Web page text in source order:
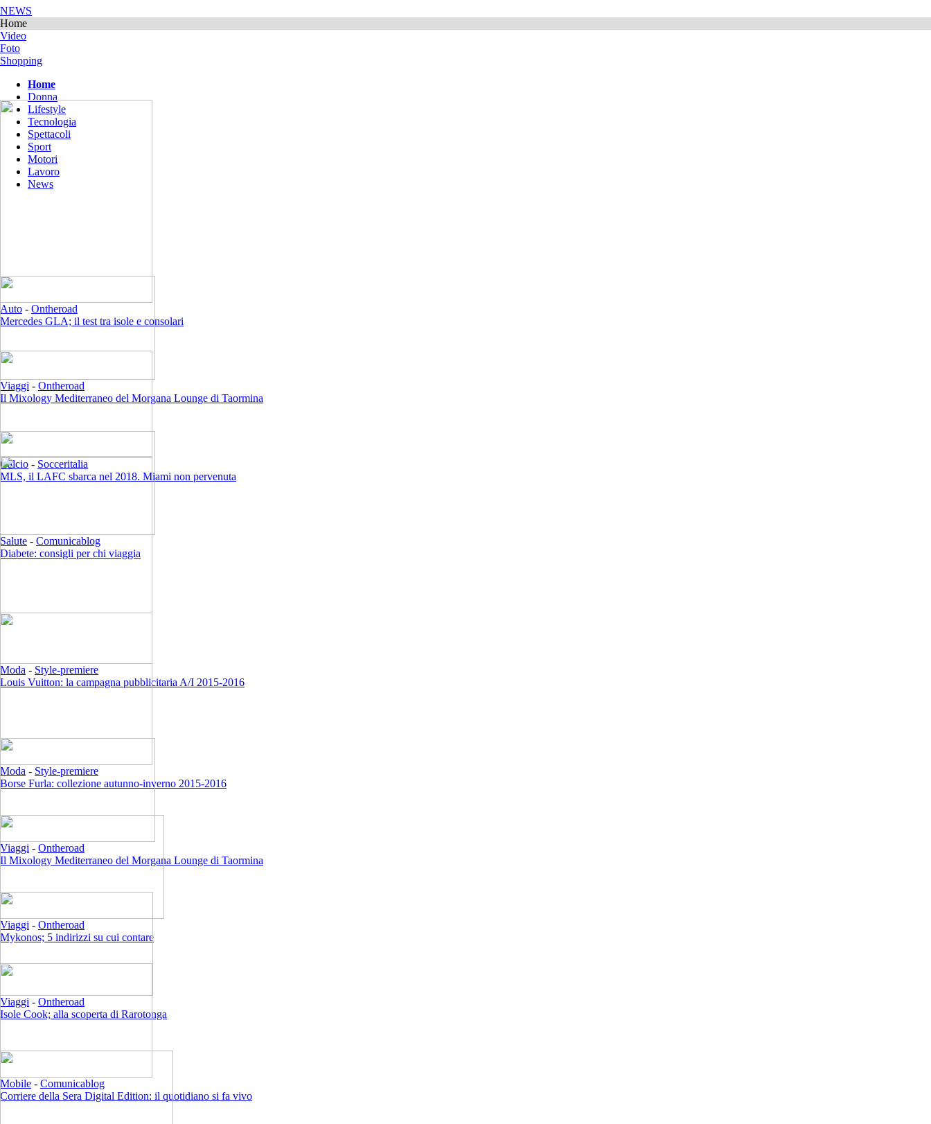
NEWS
Home
Video
Foto
Shopping
Home
Donna
Lifestyle
Tecnologia
Spettacoli
Sport
Motori
Lavoro
News
Auto - Ontheroad
Mercedes GLA; il test tra isole e consolari
Viaggi - Ontheroad
Il Mixology Mediterraneo del Morgana Lounge di Taormina
Calcio - Socceritalia
MLS, il LAFC sbarca nel 2018. Miami non pervenuta
Salute - Comunicablog
Diabete: consigli per chi viaggia
Moda - Style-premiere
Louis Vuitton: la campagna pubblicitaria A/I 2015-2016
Moda - Style-premiere
Borse Furla: collezione autunno-inverno 2015-2016
Viaggi - Ontheroad
Il Mixology Mediterraneo del Morgana Lounge di Taormina
Viaggi - Ontheroad
Mykonos; 5 indirizzi su cui contare
Viaggi - Ontheroad
Isole Cook; alla scoperta di Rarotonga
Mobile - Comunicablog
Corriere della Sera Digital Edition: il quotidiano si fa vivo